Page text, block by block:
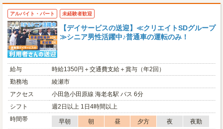
アルバイト・パート 未経験者歓迎
【デイサービスの送迎】≪クリエイトSDグループ
≫シニア男性活躍中♪普通車の運転のみ！
給与
時給1350円＋交通費支給＋賞与（年2回）
勤務地
綾瀬市
アクセス
小田急小田原線 海老名駅 バス 6分
シフト
週2日以上 1日4時間以上
時間帯
早朝 朝 昼 夕方 夜
夜勤